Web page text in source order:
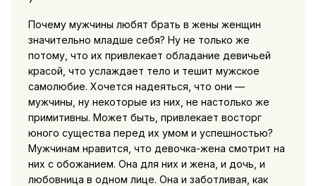
Почему мужчины любят брать в жены женщин
значительно младше себя? Ну не только же
потому, что их привлекает обладание девичьей
красой, что услаждает тело и тешит мужское
самолюбие. Хочется надеяться, что они —
мужчины, ну некоторые из них, не настолько же
примитивны. Может быть, привлекает восторг
юного существа перед их умом и успешностью?
Мужчинам нравится, что девочка-жена смотрит на
них с обожанием. Она для них и жена, и дочь, и
любовница в одном лице. Она и заботливая, как